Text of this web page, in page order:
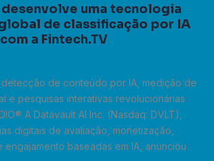
uma tecnologia
de classificação por IA
a Fintech.TV
de conteúdo por IA, medição de
e pesquisas interativas revolucionárias
A Datavault AI Inc. (Nasdaq: DVLT),
digitais de avaliação, monetização,
engajamento baseadas em IA, anunciou